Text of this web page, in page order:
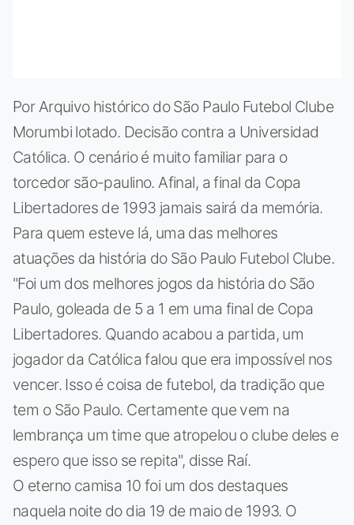
Por Arquivo histórico do São Paulo Futebol Clube
Morumbi lotado. Decisão contra a Universidad
Católica. O cenário é muito familiar para o
torcedor são-paulino. Afinal, a final da Copa
Libertadores de 1993 jamais sairá da memória.
Para quem esteve lá, uma das melhores
atuações da história do São Paulo Futebol Clube.
"Foi um dos melhores jogos da história do São
Paulo, goleada de 5 a 1 em uma final de Copa
Libertadores. Quando acabou a partida, um
jogador da Católica falou que era impossível nos
vencer. Isso é coisa de futebol, da tradição que
tem o São Paulo. Certamente que vem na
lembrança um time que atropelou o clube deles e
espero que isso se repita", disse Raí.
O eterno camisa 10 foi um dos destaques
naquela noite do dia 19 de maio de 1993. O